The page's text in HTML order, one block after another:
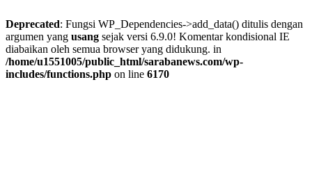
Deprecated: Fungsi WP_Dependencies->add_data() ditulis dengan
argumen yang usang sejak versi 6.9.0! Komentar kondisional IE
diabaikan oleh semua browser yang didukung. in
/home/u1551005/public_html/sarabanews.com/wp-
includes/functions.php on line 6170